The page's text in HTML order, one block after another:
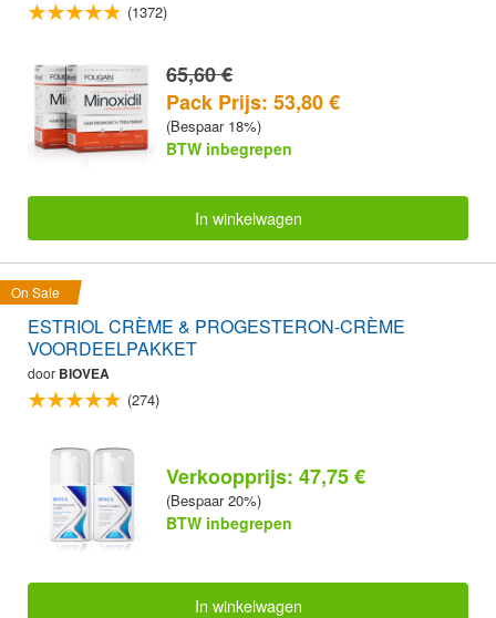
(1372)
65,60 €
Pack Prijs: 53,80 €
(Bespaar 18%)
BTW inbegrepen
In winkelwagen
On Sale
ESTRIOL CRÈME & PROGESTERON-CRÈME
VOORDEELPAKKET
door BIOVEA
(274)
Verkoopprijs: 47,75 €
(Bespaar 20%)
BTW inbegrepen
In winkelwagen